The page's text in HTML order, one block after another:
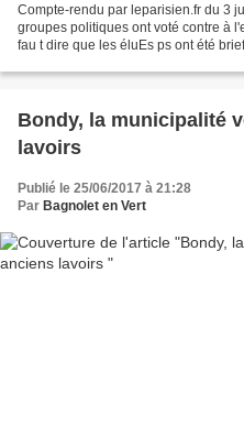
Compte-rendu par leparisien.fr du 3
groupes politiques ont voté contre à
fau t dire que les éluEs ps ont été
Bondy, la municipalité
lavoirs
Publié le 25/06/2017 à 21:28
Par Bagnolet en Vert